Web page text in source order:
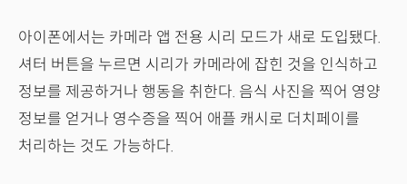
아이폰에서는 카메라 앱 전용 시리 모드가 새로 도입됐다.
셔터 버튼을 누르면 시리가 카메라에 잡힌 것을 인식하고
정보를 제공하거나 행동을 취한다. 음식 사진을 찍어 영양
정보를 얻거나 영수증을 찍어 애플 캐시로 더치페이를
처리하는 것도 가능하다.